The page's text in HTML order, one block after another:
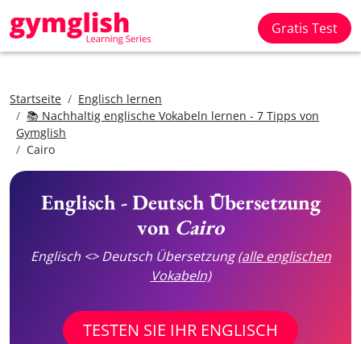
Gratis Test
Startseite
Englisch lernen
📚 Nachhaltig englische Vokabeln lernen - 7 Tipps von
Gymglish
Cairo
Englisch - Deutsch Übersetzung
von Cairo
Englisch <> Deutsch Übersetzung(alle englischen
Vokabeln)
TESTEN SIE IHR ENGLISCH